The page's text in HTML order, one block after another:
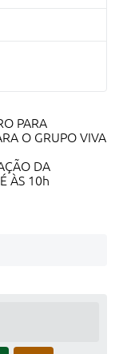
PARA
O GRUPO VIVA
DA
ÀS 10h